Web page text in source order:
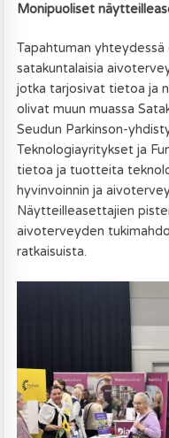
Monipuoliset
Tapahtuman
satakuntalaisia
jotka tarjosivat tietoa ja
olivat muun muassa
Seudun Parkinson-
Teknologiayritykset ja
tietoa ja tuotteita
hyvinvoinnin ja
Näytteilleasettajien
aivoterveyden
ratkaisuista.